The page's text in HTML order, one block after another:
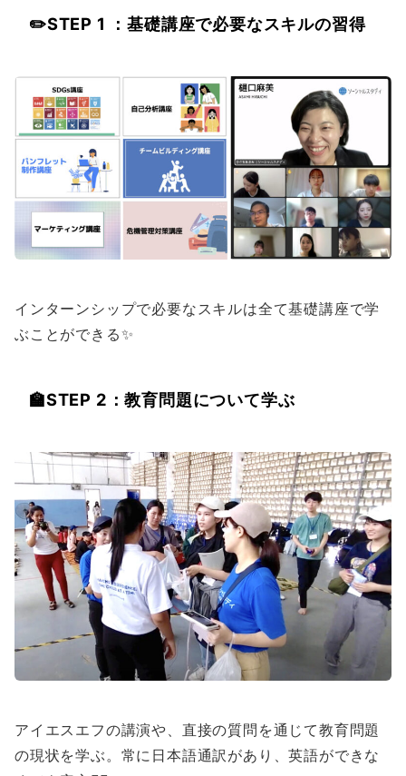
✏️STEP 1 ：基礎講座で必要なスキルの習得
インターンシップで必要なスキルは全て基礎講座で学
ぶことができる✨
🏫STEP 2：教育問題について学ぶ
アイエスエフの講演や、直接の質問を通じて教育問題
の現状を学ぶ。常に日本語通訳があり、英語ができな